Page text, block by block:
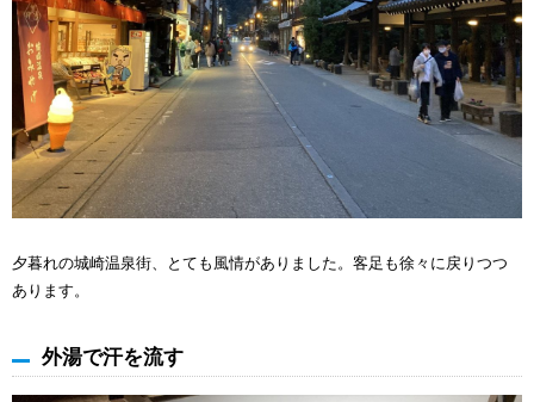
夕暮れの城崎温泉街、とても風情がありました。客足も徐々に戻りつつ
あります。
外湯で汗を流す